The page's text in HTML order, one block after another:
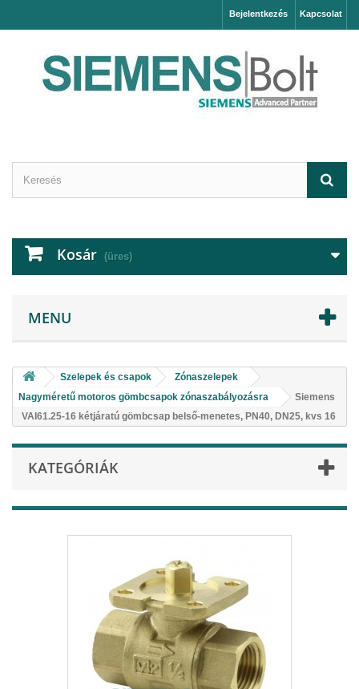
Kapcsolat
Bejelentkezés
Kosár (üres)
MENU
Szelepek és csapok
Zónaszelepek
Nagyméretű motoros gömbcsapok zónaszabályozásra
Siemens
VAI61.25-16 kétjáratú gömbcsap belső-menetes, PN40, DN25, kvs 16
KATEGÓRIÁK